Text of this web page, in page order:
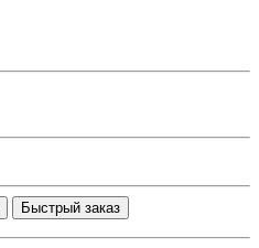
Быстрый заказ